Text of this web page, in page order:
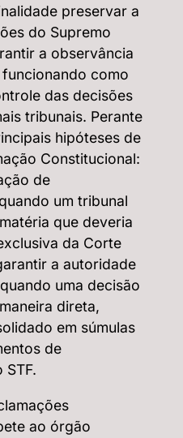
preservar a
do Supremo
a observância
como
das decisões
tribunais. Perante
hipóteses de
Constitucional:
de
um tribunal
que deveria
da Corte
a autoridade
uma decisão
direta,
em súmulas
de
STF.
ao órgão